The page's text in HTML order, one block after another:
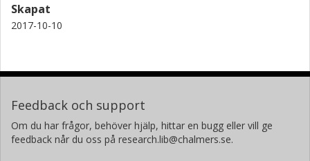
Skapat
2017-10-10
Feedback och support
Om du har frågor, behöver hjälp, hittar en bugg eller vill ge
feedback når du oss på research.lib@chalmers.se.